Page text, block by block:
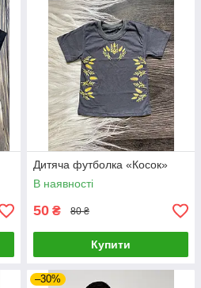
Дитяча футболка «Косок»
В наявності
50 ₴ 80 ₴
Купити
–30%